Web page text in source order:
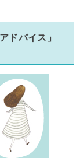
ドバイス」